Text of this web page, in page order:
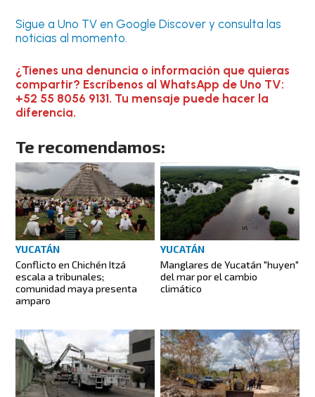
Sigue a Uno TV en Google Discover y consulta las
noticias al momento.
¿Tienes una denuncia o información que quieras
compartir? Escríbenos al WhatsApp de Uno TV:
+52 55 8056 9131. Tu mensaje puede hacer la
diferencia.
Te recomendamos:
YUCATÁN
Conflicto en Chichén Itzá
escala a tribunales;
comunidad maya presenta
amparo
YUCATÁN
Manglares de Yucatán "huyen"
del mar por el cambio
climático